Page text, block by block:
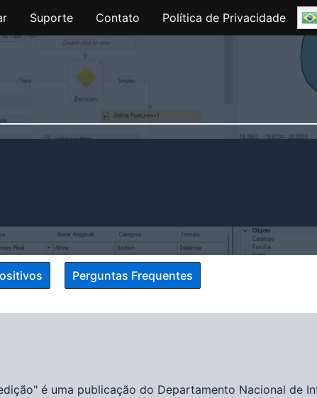
Suporte Contato Política de Privacidade
Perguntas Frequentes
" é uma publicação do Departamento Nacional de